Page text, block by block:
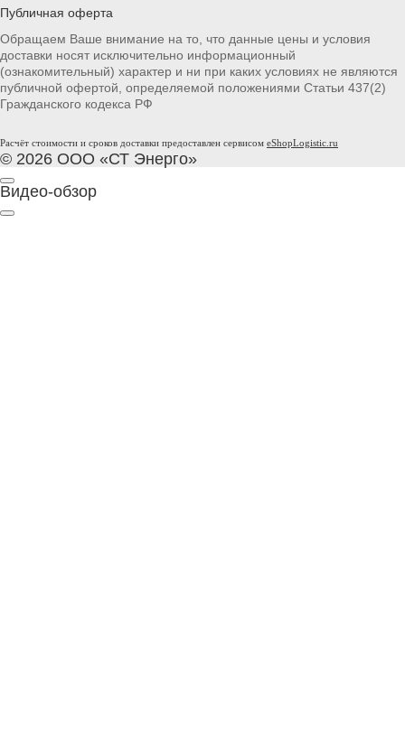
Публичная оферта
Обращаем Ваше внимание на то, что данные цены и условия
доставки носят исключительно информационный
(ознакомительный) характер и ни при каких условиях не являются
публичной офертой, определяемой положениями Статьи 437(2)
Гражданского кодекса РФ
Расчёт стоимости и сроков доставки предоставлен сервисом eShopLogistic.ru
© 2026 ООО «СТ Энерго»
Видео-обзор